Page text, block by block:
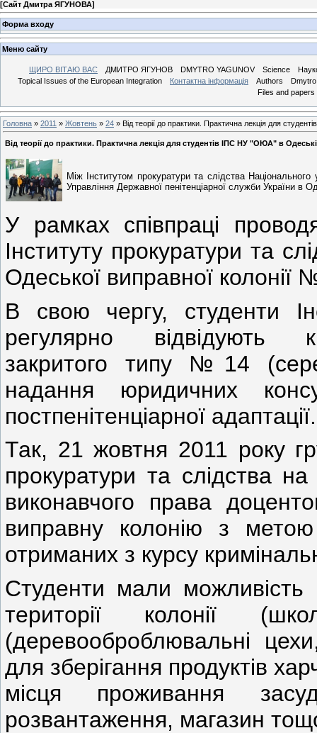
[Сайт Дмитра ЯГУНОВА]
Форма входу
Меню сайту
ЩИРО ВІТАЮ ВАС ДМИТРО ЯГУНОВ DMYTRO YAGUNOV Science
Topical Issues of the European Integration
Контактна інформація Authors
Files and papers
Головна » 2011 » Жовтень » 24 » Від теорії до практики. Практична лекція для
Від теорії до практики. Практична лекція для студентів ІПС НУ "ОЮА" в
Між Інститутом прокуратури та слідства
Управління Державної пенітенціарної служби України в
У рамках співпраці
Інституту прокуратури та
Одеської виправної колонії
В свою чергу, студенти
регулярно відвідують
закритого типу №14
надання юридичних
постпенітенціарної адаптації.
Так, 21 жовтня 2011 року
прокуратури та слідства
виконавчого права
виправну колонію з метою
отриманих з курсу
Студенти мали можливість
території колонії
(деревооброблювальні
для зберігання продуктів
місця проживання
розвантаження, магазин